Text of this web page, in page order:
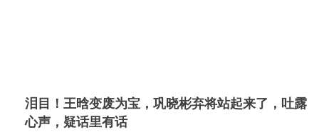
泪目！王晗变废为宝，巩晓彬弃将站起来了，吐露
心声，疑话里有话